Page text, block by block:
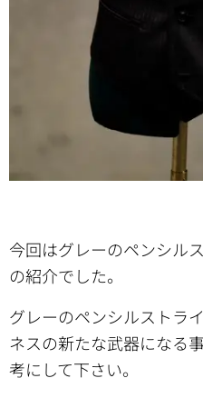
今回はグレーのペンシル
の紹介でした。
グレーのペンシルストラ
ネスの新たな武器になる
考にして下さい。